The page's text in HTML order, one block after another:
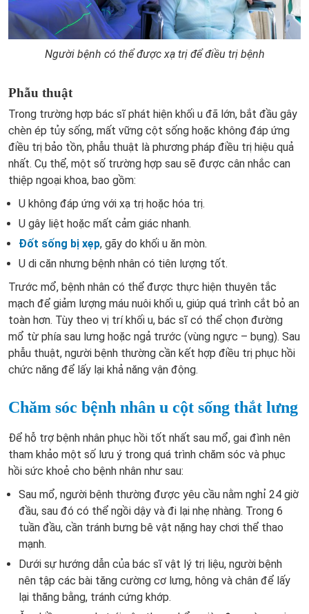
Người bệnh có thể được xạ trị để điều trị bệnh
Phẫu thuật
Trong trường hợp bác sĩ phát hiện khối u đã lớn, bắt đầu gây
chèn ép tủy sống, mất vững cột sống hoặc không đáp ứng
điều trị bảo tồn, phẫu thuật là phương pháp điều trị hiệu quả
nhất. Cụ thể, một số trường hợp sau sẽ được cân nhắc can
thiệp ngoại khoa, bao gồm:
U không đáp ứng với xạ trị hoặc hóa trị.
U gây liệt hoặc mất cảm giác nhanh.
Đốt sống bị xẹp, gãy do khối u ăn mòn.
U di căn nhưng bệnh nhân có tiên lượng tốt.
Trước mổ, bệnh nhân có thể được thực hiện thuyên tắc
mạch để giảm lượng máu nuôi khối u, giúp quá trình cắt bỏ an
toàn hơn. Tùy theo vị trí khối u, bác sĩ có thể chọn đường
mổ từ phía sau lưng hoặc ngả trước (vùng ngực – bụng). Sau
phẫu thuật, người bệnh thường cần kết hợp điều trị phục hồi
chức năng để lấy lại khả năng vận động.
Chăm sóc bệnh nhân u cột sống thắt lưng
Để hỗ trợ bệnh nhân phục hồi tốt nhất sau mổ, gai đình nên
tham khảo một số lưu ý trong quá trình chăm sóc và phục
hồi sức khoẻ cho bệnh nhân như sau:
Sau mổ, người bệnh thường được yêu cầu nằm nghỉ 24 giờ
đầu, sau đó có thể ngồi dậy và đi lại nhẹ nhàng. Trong 6
tuần đầu, cần tránh bưng bê vật nặng hay chơi thể thao
mạnh.
Dưới sự hướng dẫn của bác sĩ vật lý trị liệu, người bệnh
nên tập các bài tăng cường cơ lưng, hông và chân để lấy
lại thăng bằng, tránh cứng khớp.